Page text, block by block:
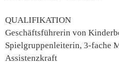
QUALIFIKATION
Geschäftsführerin von
Spielgruppenleiterin, 3-fache
Assistenzkraft